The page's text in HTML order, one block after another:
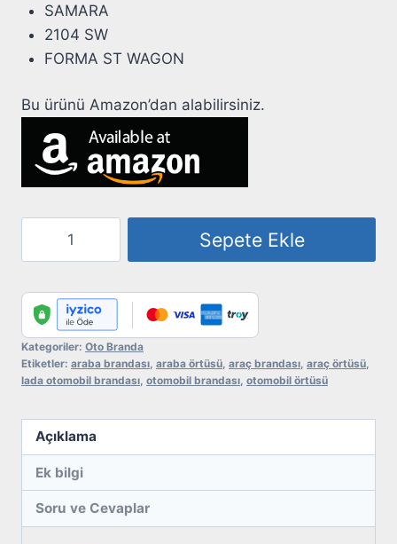
SAMARA
2104 SW
FORMA ST WAGON
Bu ürünü Amazon’dan alabilirsiniz.
Lada
adet
Sepete Ekle
Kategoriler: Oto Branda
Etiketler: araba brandası araba örtüsü araç brandası araç örtüsü
lada otomobil brandası otomobil brandası otomobil örtüsü
Açıklama
Ek bilgi
Soru ve Cevaplar